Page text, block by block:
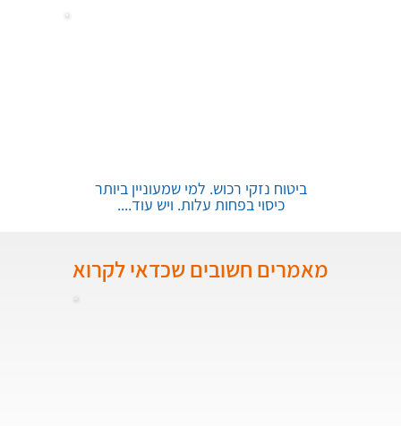
ביטוח נזקי רכוש. למי שמעוניין ביותר
כיסוי בפחות עלות. ויש עוד....
מאמרים חשובים שכדאי לקרוא